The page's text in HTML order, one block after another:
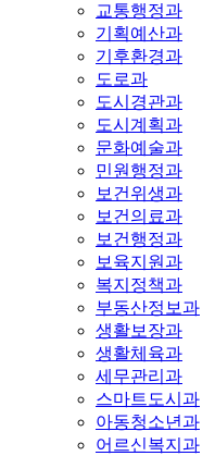
교통행정과
기획예산과
기후환경과
도로과
도시경관과
도시계획과
문화예술과
민원행정과
보건위생과
보건의료과
보건행정과
보육지원과
복지정책과
부동산정보과
생활보장과
생활체육과
세무관리과
스마트도시과
아동청소년과
어르신복지과